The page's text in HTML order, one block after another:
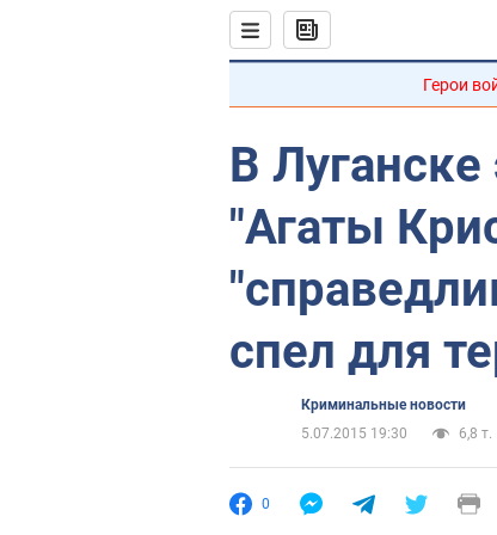
Герои
В
"Агаты
спел для
Криминальные новости
5.07.2015 19:30
6,8 т.
0